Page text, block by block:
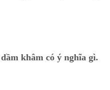
dầm khâm có ý nghĩa gì.